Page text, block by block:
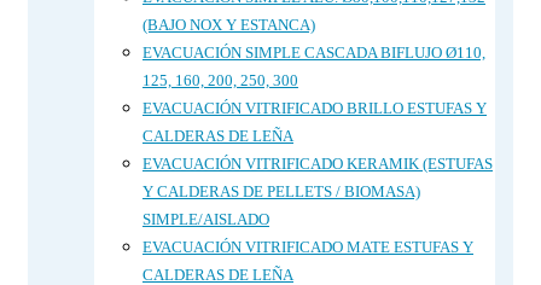
(BAJO NOX Y ESTANCA)
EVACUACIÓN SIMPLE CASCADA BIFLUJO Ø110,
125, 160, 200, 250, 300
EVACUACIÓN VITRIFICADO BRILLO ESTUFAS Y
CALDERAS DE LEÑA
EVACUACIÓN VITRIFICADO KERAMIK (ESTUFAS
Y CALDERAS DE PELLETS / BIOMASA)
SIMPLE/AISLADO
EVACUACIÓN VITRIFICADO MATE ESTUFAS Y
CALDERAS DE LEÑA